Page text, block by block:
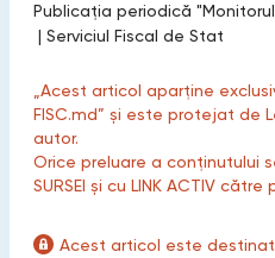
Publicaţia periodică "Monitorul
| Serviciul Fiscal de Stat
„Acest articol aparține
FISC.md” și este protejat de
autor.
Orice preluare a conținutului
SURSEI și cu LINK ACTIV
Acest articol este